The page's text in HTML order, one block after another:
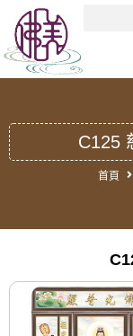
C125
首頁